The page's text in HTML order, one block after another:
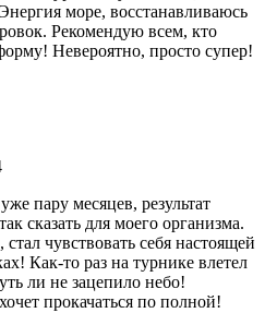
море, восстанавливаюсь
Рекомендую всем, кто
Невероятно, просто супер!
пару месяцев, результат
сказать для моего организма.
чувствовать себя настоящей
Как-то раз на турнике влетел
ли не зацепило небо!
прокачаться по полной!